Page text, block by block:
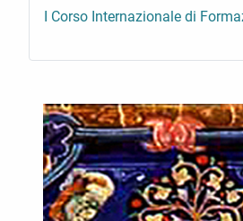
I Corso Internazionale di